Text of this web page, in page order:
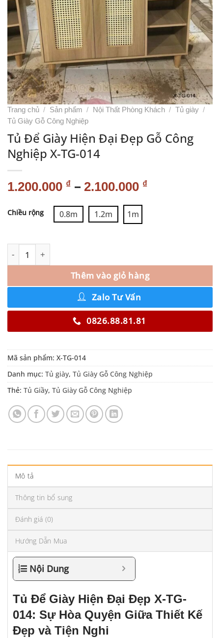
Trang chủ / Sản phẩm / Nội Thất Phòng Khách / Tủ giày /
Tủ Giày Gỗ Công Nghiệp
Tủ Để Giày Hiện Đại Đẹp Gỗ Công
Nghiệp X-TG-014
1.200.000 ₫ – 2.100.000 ₫
Chiều rộng 0.8m 1.2m 1m
Thêm vào giỏ hàng
Zalo Tư Vấn
0826.88.81.81
Mã sản phẩm: X-TG-014
Danh mục: Tủ giày, Tủ Giày Gỗ Công Nghiệp
Thẻ: Tủ Giầy, Tủ Giày Gỗ Công Nghiệp
Mô tả
Thông tin bổ sung
Đánh giá (0)
Hướng Dẫn Mua
Nội Dung
Tủ Để Giày Hiện Đại Đẹp X-TG-
014: Sự Hòa Quyện Giữa Thiết Kế
Đẹp và Tiện Nghi